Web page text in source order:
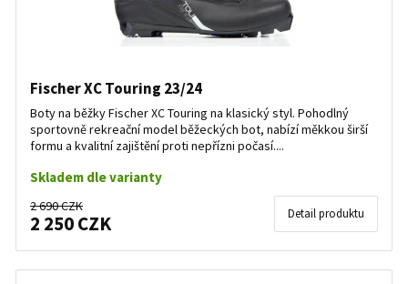
Fischer XC Touring 23/24
Boty na běžky Fischer XC Touring na klasický styl. Pohodlný
sportovně rekreační model běžeckých bot, nabízí měkkou širší
formu a kvalitní zajištění proti nepřízni počasí....
Skladem dle varianty
2 690 CZK
2 250 CZK Detail produktu